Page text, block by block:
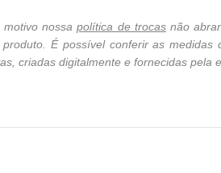
motivo nossapolítica de trocasnão
É possível conferir as
criadas digitalmente e fornecidas pela